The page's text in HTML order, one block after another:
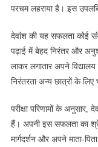
परचम लहराया है। इस
देवांश की यह सफलता कोई
पढ़ाई में बेहद निरंतर और
लाकर लगातार अपने
निरंतरता अन्य छात्रों के
परीक्षा परिणामों के
हैं। अपनी इस सफलता का
मार्गदर्शन और अपने माता-